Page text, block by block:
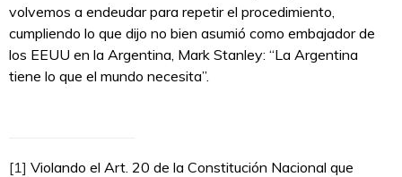
volvemos a endeudar para repetir el procedimiento,
cumpliendo lo que dijo no bien asumió como embajador de
los EEUU en la Argentina, Mark Stanley: “La Argentina
tiene lo que el mundo necesita”.
[1] Violando el Art. 20 de la Constitución Nacional que